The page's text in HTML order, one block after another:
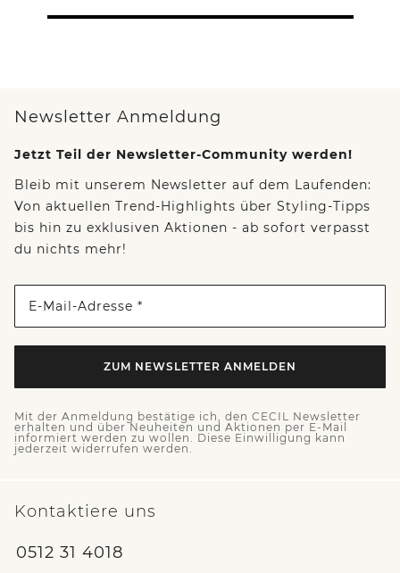
Newsletter Anmeldung
Jetzt Teil der Newsletter-Community werden!
Bleib mit unserem Newsletter auf dem Laufenden:
Von aktuellen Trend-Highlights über Styling-Tipps
bis hin zu exklusiven Aktionen - ab sofort verpasst
du nichts mehr!
E-Mail-Adresse *
ZUM NEWSLETTER ANMELDEN
Mit der Anmeldung bestätige ich, den CECIL Newsletter
erhalten und über Neuheiten und Aktionen per E-Mail
informiert werden zu wollen. Diese Einwilligung kann
jederzeit widerrufen werden.
Kontaktiere uns
0512 31 4018